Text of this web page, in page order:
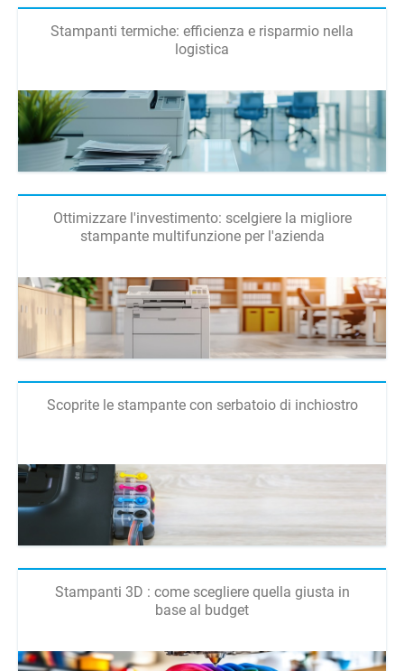
Stampanti termiche: efficienza e risparmio nella
logistica
Ottimizzare l'investimento: scelgiere la migliore
stampante multifunzione per l'azienda
Scoprite le stampante con serbatoio di inchiostro
Stampanti 3D : come scegliere quella giusta in
base al budget